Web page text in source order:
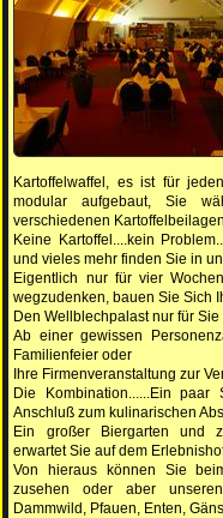
Kartoffelwaffel, es ist für
modular aufgebaut, Sie
verschiedenen
Keine Kartoffel....kein
und vieles mehr finden Sie in
Eigentlich nur für vier
wegzudenken, bauen Sie Sich
Den Wellblechpalast nur für Sie
Ab einer gewissen
Familienfeier oder
Ihre Firmenveranstaltung zur
Die Kombination......Ein
Anschluß zum kulinarischen
Ein großer Biergarten und
erwartet Sie auf dem
Von hieraus können Sie
zusehen oder aber
Dammwild, Pfauen, Enten,